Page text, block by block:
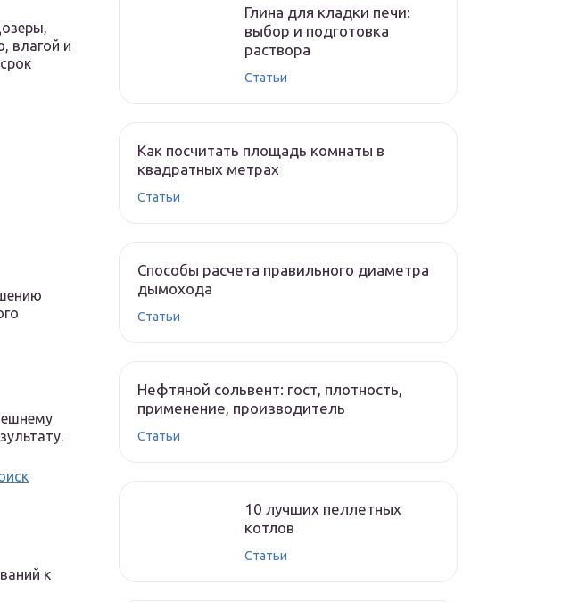
влагой и
к
Глина для кладки печи:
выбор и подготовка
раствора
Cтатьи
Как посчитать площадь комнаты в
квадратных метрах
Cтатьи
Способы расчета правильного диаметра
дымохода
Cтатьи
Нефтяной сольвент: гост, плотность,
применение, производитель
Cтатьи
10 лучших пеллетных
котлов
Cтатьи